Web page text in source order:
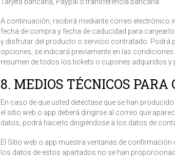
A continuación, recibirá mediante correo electrónico
fecha de compra y fecha de caducidad para
y disfrutar del producto o servicio contratado. Podrá
opciones, se indicará previamente en las
resumen de todos los tickets o cupones adquiridos
8. MEDIOS TÉCNICOS PARA
En caso de que usted detectase que se han
el sitio web o app deberá dirigirse al correo que
datos, podrá hacerlo dirigiéndose a los datos de
El Sitio web o app muestra ventanas de
los datos de estos apartados no se han